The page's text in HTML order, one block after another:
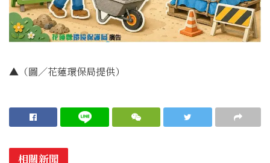
▲（圖／花蓮環保局提供）
相關新聞